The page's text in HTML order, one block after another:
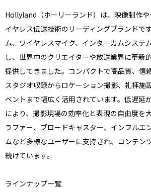
Hollyland（ホーリーランド）は、映像制作
イヤレス伝送技術のリーディングブランドで
ム、ワイヤレスマイク、インターカムシステ
し、世界中のクリエイターや放送業界に革新
提供してきました。コンパクトで高品質、信
スタジオ収録からロケーション撮影、礼拝施
ベントまで幅広く活用されています。低遅延
により、撮影現場の効率化と表現の自由度を
ラファー、ブロードキャスター、インフルエ
ムなど多様なユーザーに支持され、コンテン
続けています。
ラインナップ一覧